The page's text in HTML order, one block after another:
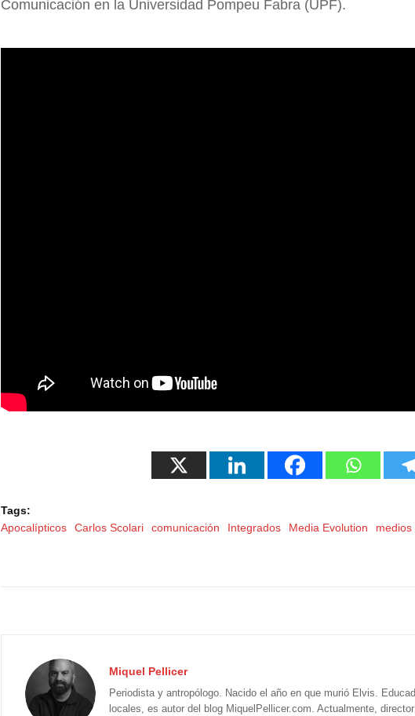
Comunicación en la Universidad Pompeu Fabra (UPF).
Tags:
Apocalípticos
Carlos Scolari comunicación Integrados Media Evolution medios
Miquel Pellicer
Periodista y antropólogo. Nacido el año en que murió Elvis.
locales, es autor del blog MiquelPellicer.com. Actualmente,